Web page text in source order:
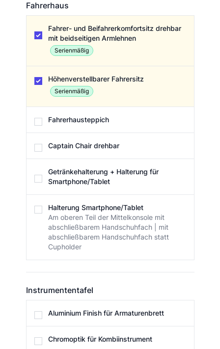
Fahrerhaus
Fahrer- und Beifahrerkomfortsitz drehbar
mit beidseitigen Armlehnen
Serienmäßig
Höhenverstellbarer Fahrersitz
Serienmäßig
Fahrerhausteppich
Captain Chair drehbar
Getränkehalterung + Halterung für
Smartphone/Tablet
Halterung Smartphone/Tablet
Am oberen Teil der Mittelkonsole mit
abschließbarem Handschuhfach | mit
abschließbarem Handschuhfach statt
Cupholder
Instrumententafel
Aluminium Finish für Armaturenbrett
Chromoptik für Kombiinstrument